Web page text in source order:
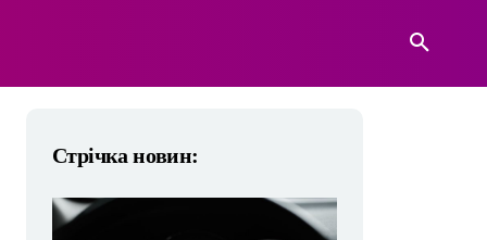
Стрічка новин: